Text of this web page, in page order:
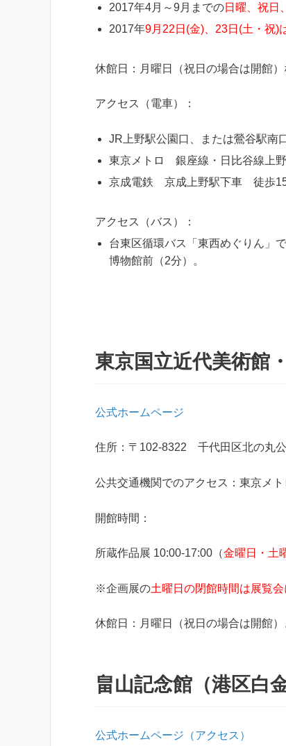
2017年4月～9月までの日曜、祝日
2017年9月22日(金)、23日(土・祝)
休館日：月曜日（祝日の場合は開館
アクセス（電車）：
JR上野駅公園口、または鶯谷駅
東京メトロ 銀座線・日比谷線上
京成電鉄 京成上野駅下車 徒歩
アクセス（バス）：
台東区循環バス「東西めぐりん」
博物館前（2分）。
東京国立近代美術館
公式ホームページ
住所：〒102-8322 千代田区北の丸
公共交通機関でのアクセス：東京メ
開館時間：
所蔵作品展 10:00-17:00（金曜日・土
※企画展の土曜日の閉館時間は展覧
休館日：月曜日（祝日の場合は開館
畠山記念館（港区白金
公式ホームページ（アクセス）